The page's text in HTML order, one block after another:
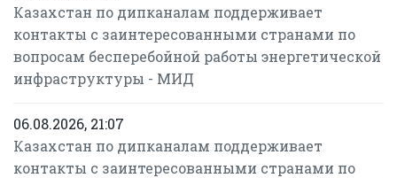
Казахстан по дипканалам поддерживает
контакты с заинтересованными странами по
вопросам бесперебойной работы энергетической
инфраструктуры - МИД
06.08.2026, 21:07
Казахстан по дипканалам поддерживает
контакты с заинтересованными странами по